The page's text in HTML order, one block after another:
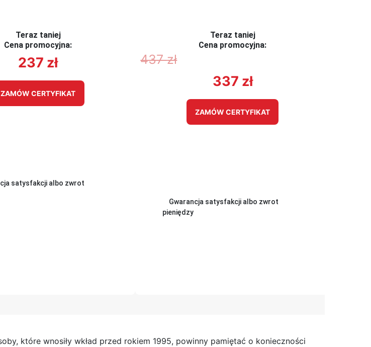
Teraz taniej
Cena promocyjna:
237 zł
ZAMÓW CERTYFIKAT
satysfakcji albo zwrot
Teraz taniej
Cena promocyjna:
437zł
337 zł
ZAMÓW CERTYFIKAT
Gwarancja satysfakcji albo zwrot
pieniędzy
które wnosiły wkład przed rokiem 1995, powinny pamiętać o konieczności